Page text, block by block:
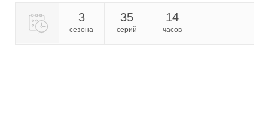
3
сезона
35
серий
14
часов